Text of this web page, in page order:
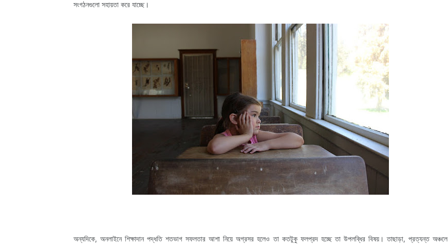
সংগঠনগুলো সহায়তা করে যাচ্ছে।
অন্যদিকে, অনলাইনে শিক্ষাদান পদ্ধতি শতভাগ সফলতার আশা নিয়ে অগ্রসর হলেও তা কতটুকু ফলপ্রদ হচ্ছে তা উপলব্ধির বিষয়। তাছাড়া, প্রত্যন্ত অঞ্চলে